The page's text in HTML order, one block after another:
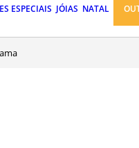
ESPECIAIS JÓIAS NATAL